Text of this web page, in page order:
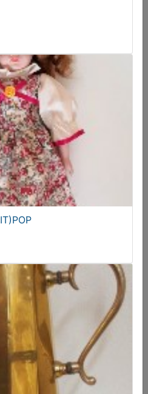
Verstappen
collectors verzameling